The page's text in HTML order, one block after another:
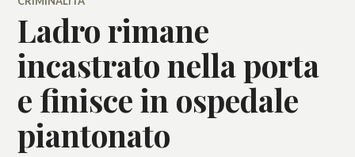
Ladro rimane
incastrato nella porta
e finisce in ospedale
piantonato